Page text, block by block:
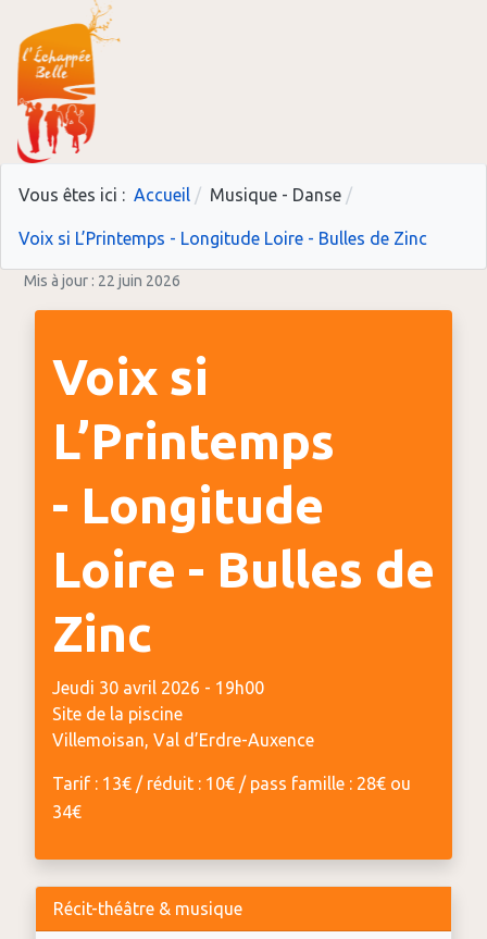
Vous êtes ici : Accueil Musique - Danse
Voix si L’Printemps - Longitude Loire - Bulles de Zinc
Mis à jour : 22 juin 2026
Voix si
L’Printemps
- Longitude
Loire - Bulles de
Zinc
Jeudi 30 avril 2026 - 19h00
Site de la piscine
Villemoisan, Val d’Erdre-Auxence
Tarif : 13€ / réduit : 10€ / pass famille : 28€ ou
34€
Récit-théâtre & musique